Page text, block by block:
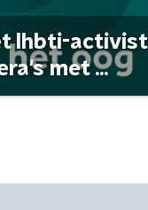
lhbti-
met ...